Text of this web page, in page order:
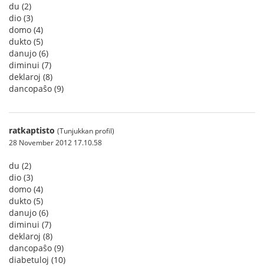
du (2)
dio (3)
domo (4)
dukto (5)
danujo (6)
diminui (7)
deklaroj (8)
dancopaŝo (9)
ratkaptisto (Tunjukkan profil)
28 November 2012 17.10.58
du (2)
dio (3)
domo (4)
dukto (5)
danujo (6)
diminui (7)
deklaroj (8)
dancopaŝo (9)
diabetuloj (10)